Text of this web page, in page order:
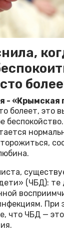
- «Крымская
болеет, это
(ЧБД): те
При
что ЧБД —